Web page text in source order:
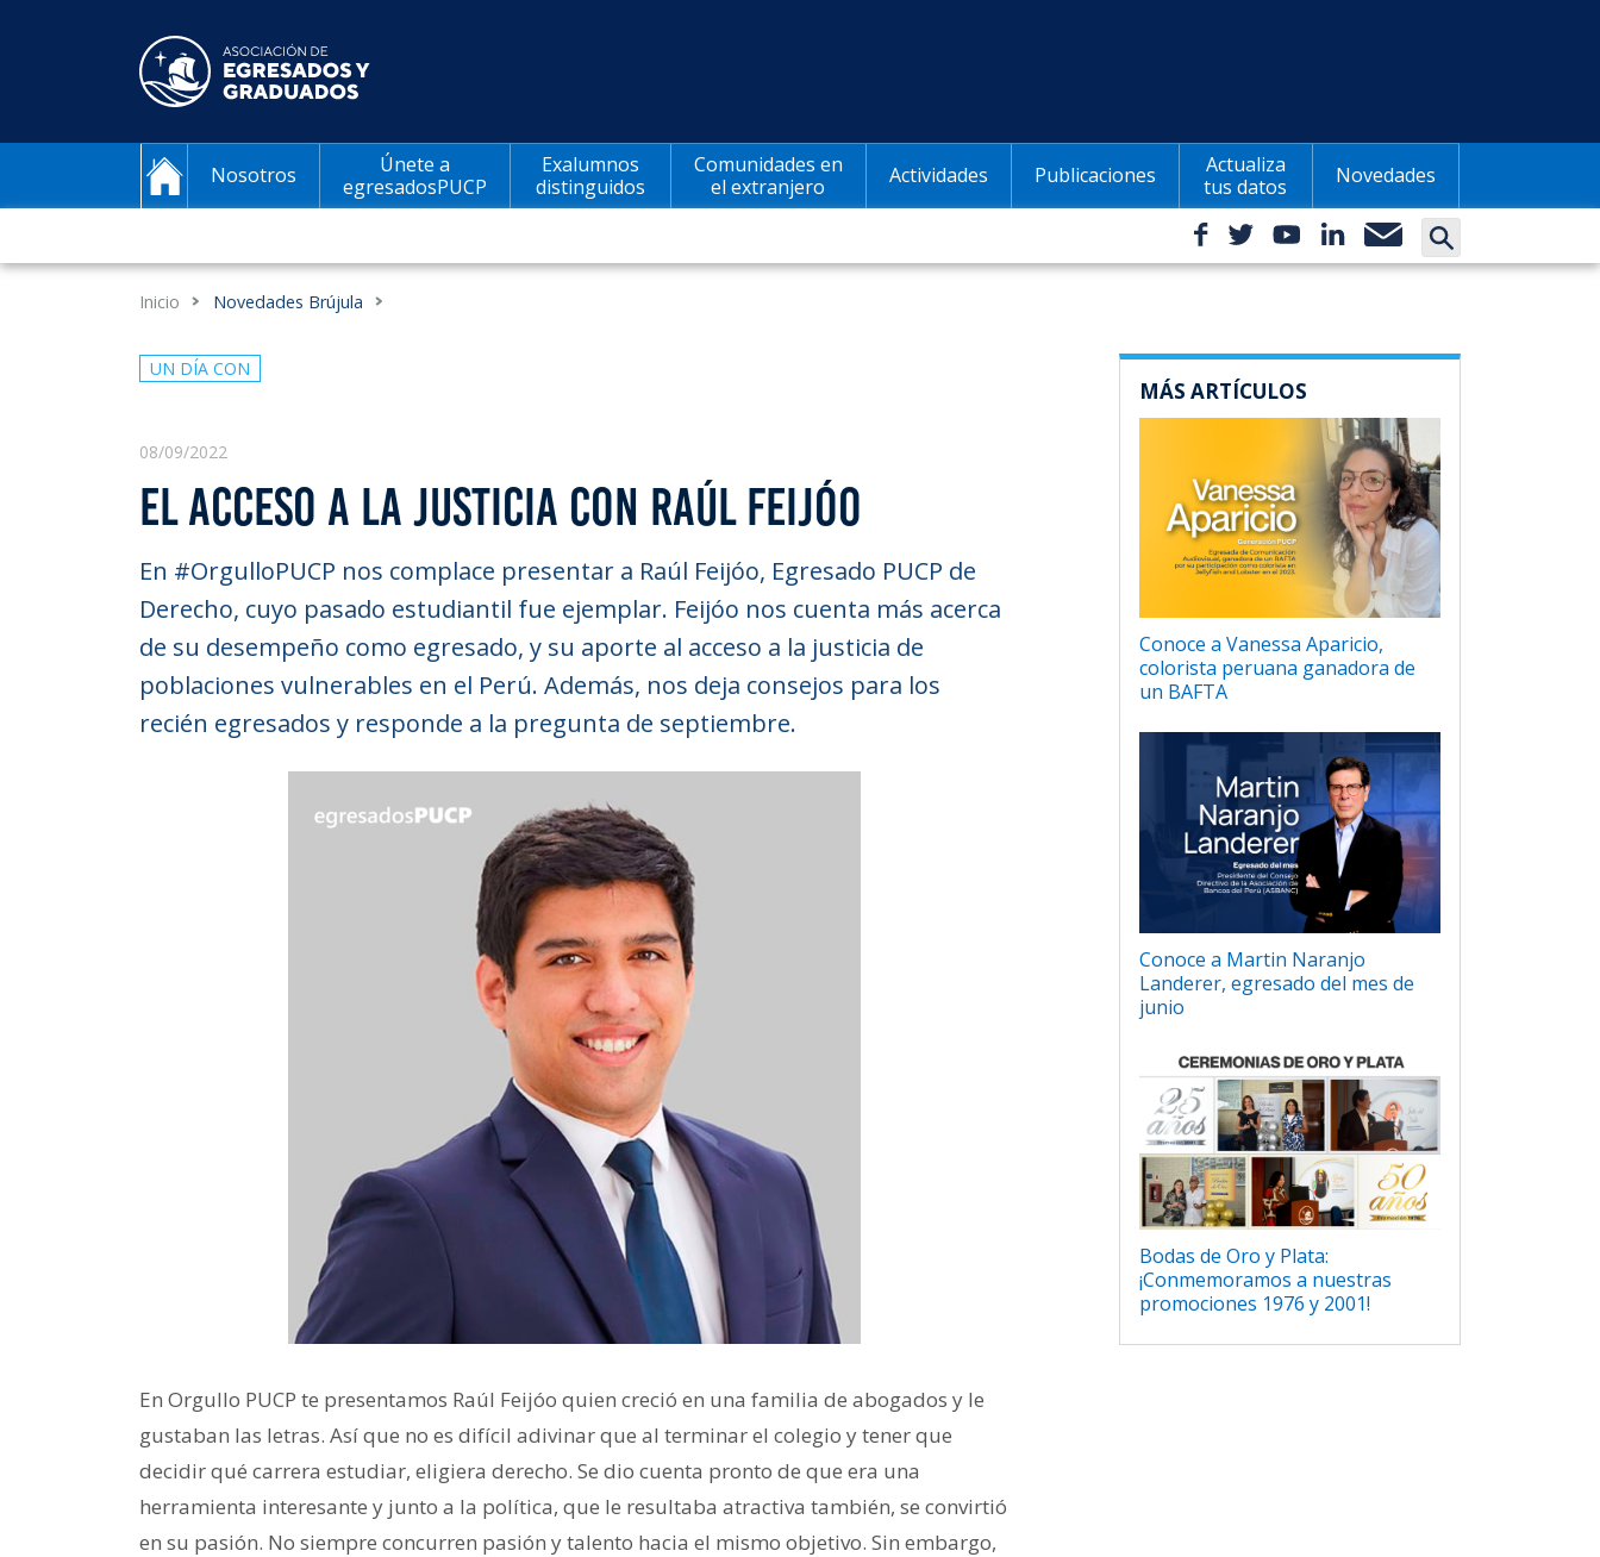
Nosotros
Únete a
egresadosPUCP
Exalumnos
distinguidos
Comunidades en
el extranjero
Actividades Publicaciones
Actualiza
tus datos
Novedades
Inicio Novedades Brújula
UN DÍA CON
08/09/2022
EL ACCESO A LA JUSTICIA CON RAÚL FEIJÓO
En #OrgulloPUCP nos complace presentar a Raúl Feijóo, Egresado PUCP de
Derecho, cuyo pasado estudiantil fue ejemplar. Feijóo nos cuenta más acerca
de su desempeño como egresado, y su aporte al acceso a la justicia de
poblaciones vulnerables en el Perú. Además, nos deja consejos para los
recién egresados y responde a la pregunta de septiembre.
En Orgullo PUCP te presentamos Raúl Feijóo quien creció en una familia de abogados y le
gustaban las letras. Así que no es difícil adivinar que al terminar el colegio y tener que
decidir qué carrera estudiar, eligiera derecho. Se dio cuenta pronto de que era una
herramienta interesante y junto a la política, que le resultaba atractiva también, se convirtió
en su pasión. No siempre concurren pasión y talento hacia el mismo objetivo. Sin embargo,
MÁS ARTÍCULOS
Conoce a Vanessa Aparicio,
colorista peruana ganadora de
un BAFTA
Conoce a Martin Naranjo
Landerer, egresado del mes de
junio
Bodas de Oro y Plata:
¡Conmemoramos a nuestras
promociones 1976 y 2001!